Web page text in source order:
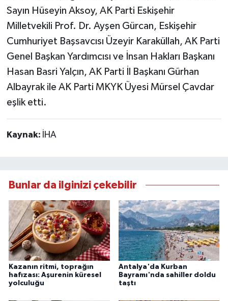
Sayın Hüseyin Aksoy, AK Parti Eskişehir
Milletvekili Prof. Dr. Ayşen Gürcan, Eskişehir
Cumhuriyet Başsavcısı Üzeyir Karaküllah, AK Parti
Genel Başkan Yardımcısı ve İnsan Hakları Başkanı
Hasan Basri Yalçın, AK Parti İl Başkanı Gürhan
Albayrak ile AK Parti MKYK Üyesi Mürsel Çavdar
eşlik etti.
Kaynak: İHA
Bunlar da ilginizi çekebilir
Kazanın ritmi, toprağın
hafızası: Aşurenin küresel
yolculuğu
Antalya'da Kurban
Bayramı'nda sahiller doldu
taştı